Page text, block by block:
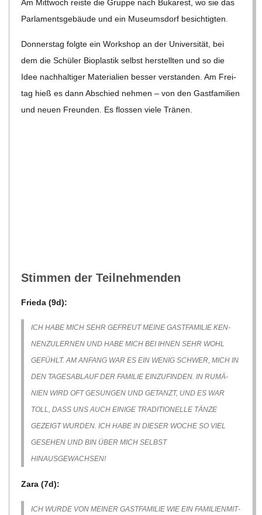
S
C
H
Am Mitt­woch reiste die Gruppe nach Buka­rest, wo sie das
Par­la­ments­ge­bäude und ein Muse­ums­dorf besichtigten.
Don­ners­tag folgte ein Work­shop an der Uni­ver­si­tät, bei
dem die Schü­ler Bio­plas­tik selbst her­stell­ten und so die
Idee nach­hal­ti­ger Mate­ria­lien bes­ser ver­stan­den. Am Frei­
tag hieß es dann Abschied neh­men – von den Gast­fa­mi­lien
und neuen Freun­den. Es flos­sen viele Tränen.
Stim­men der Teilnehmenden
Frieda (9d):
ICH HABE MICH SEHR GEFREUT MEINE GAST­FA­MI­LIE KEN­
NEN­ZU­LER­NEN UND HABE MICH BEI IHNEN SEHR WOHL
GEFÜHLT. AM ANFANG WAR ES EIN WENIG SCHWER, MICH IN
DEN TAGES­AB­LAUF DER FAMI­LIE EIN­ZU­FIN­DEN. IN RUMÄ­
NIEN WIRD OFT GESUN­GEN UND GETANZT, UND ES WAR
TOLL, DASS UNS AUCH EINIGE TRA­DI­TIO­NELLE TÄNZE
GEZEIGT WUR­DEN. ICH HABE IN DIE­SER WOCHE SO VIEL
GESE­HEN UND BIN ÜBER MICH SELBST
HINAUSGEWACHSEN!
Zara (7d):
ICH WURDE VON MEI­NER GAST­FA­MI­LIE WIE EIN FAMI­LI­EN­MIT­